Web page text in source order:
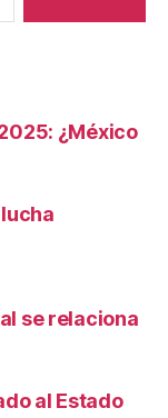
¿México
se relaciona
al Estado